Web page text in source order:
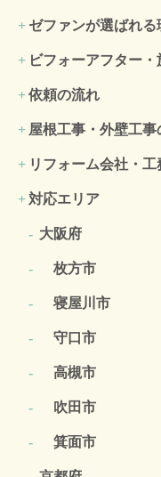
ゼファンが選ばれる
ビフォーアフター・
依頼の流れ
屋根工事・外壁工事
リフォーム会社・
対応エリア
大阪府
枚方市
寝屋川市
守口市
高槻市
吹田市
箕面市